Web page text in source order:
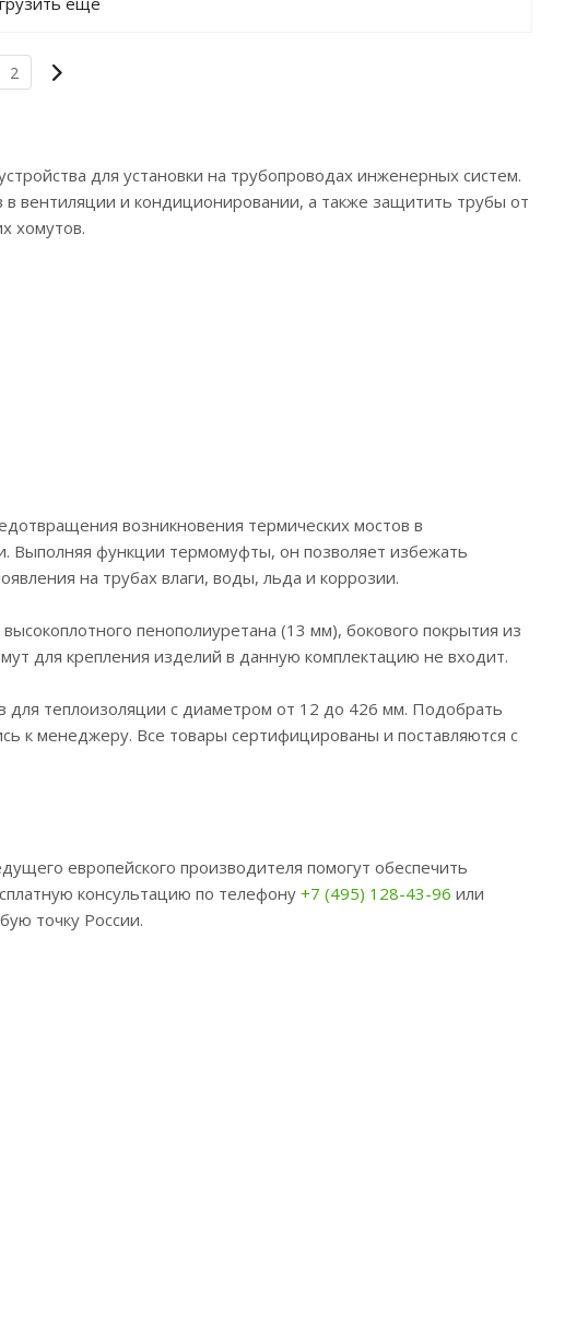
2
для установки на трубопроводах инженерных систем.
вентиляции и кондиционировании, а также защитить трубы от
хомутов.
возникновения термических мостов в
Выполняя функции термомуфты, он позволяет избежать
на трубах влаги, воды, льда и коррозии.
пенополиуретана (13 мм), бокового покрытия из
для крепления изделий в данную комплектацию не входит.
для теплоизоляции с диаметром от 12 до 426 мм. Подобрать
к менеджеру. Все товары сертифицированы и поставляются с
европейского производителя помогут обеспечить
консультацию по телефону +7 (495) 128-43-96 или
точку России.